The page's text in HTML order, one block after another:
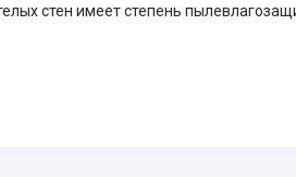
стен имеет степень